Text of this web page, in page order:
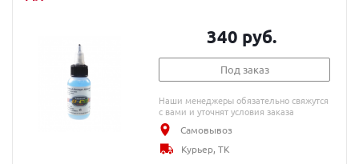
340 руб.
Под заказ
Наши менеджеры обязательно свяжутся
с вами и уточнят условия заказа
Самовывоз
Курьер, ТК